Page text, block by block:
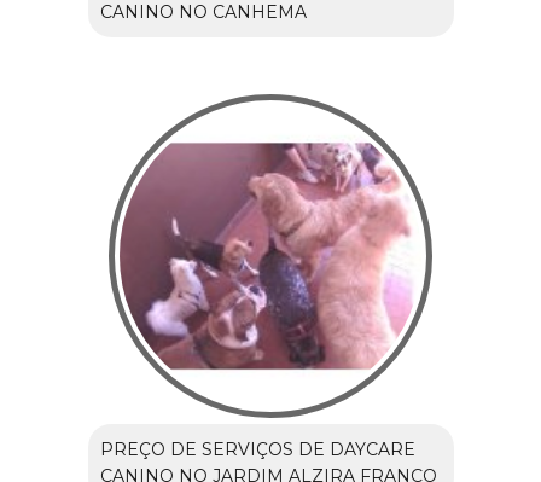
CANINO NO CANHEMA
PREÇO DE SERVIÇOS DE DAYCARE
CANINO NO JARDIM ALZIRA FRANCO